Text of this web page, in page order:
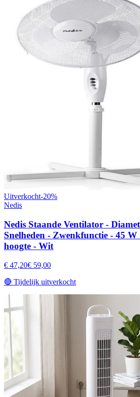
Uitverkocht-20%
Nedis
Nedis Staande Ventilator -
Snelheden - Zwenkfunctie - 45 W
hoogte - Wit
€ 47,20€ 59,00
🔴 Tijdelijk uitverkocht